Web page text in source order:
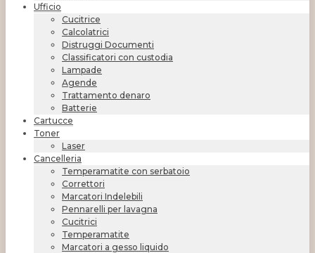
Ufficio
Cucitrice
Calcolatrici
Distruggi Documenti
Classificatori con custodia
Lampade
Agende
Trattamento denaro
Batterie
Cartucce
Toner
Laser
Cancelleria
Temperamatite con serbatoio
Correttori
Marcatori Indelebili
Pennarelli per lavagna
Cucitrici
Temperamatite
Marcatori a gesso liquido